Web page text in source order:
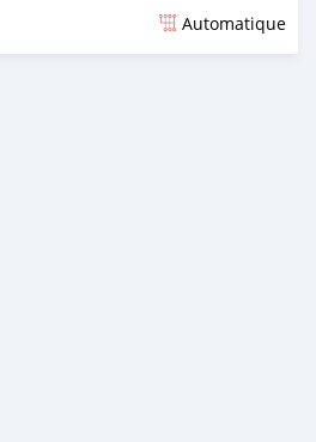
Automatique